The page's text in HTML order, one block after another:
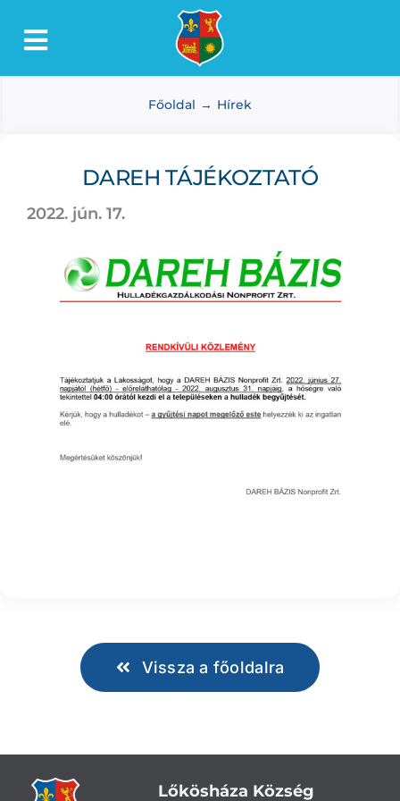
Toggle
Lőkösháza
Dokumentumtár
Média
Választás
Főoldal Hírek
DAREH TÁJÉKOZTATÓ
2022. jún. 17.
Vissza a főoldalra
Lőkösháza Község